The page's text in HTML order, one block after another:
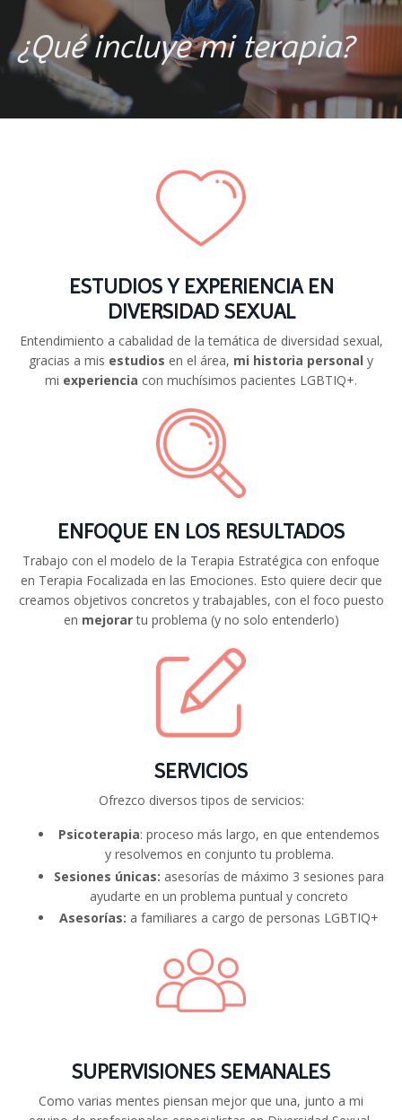
¿Qué incluye mi terapia?
ESTUDIOS Y EXPERIENCIA EN
DIVERSIDAD SEXUAL
Entendimiento a cabalidad de la temática de diversidad sexual,
gracias a mis estudios en el área, mi historia personal y
mi experiencia con muchísimos pacientes LGBTIQ+.
ENFOQUE EN LOS RESULTADOS
Trabajo con el modelo de la Terapia Estratégica con enfoque
en Terapia Focalizada en las Emociones. Esto quiere decir que
creamos objetivos concretos y trabajables, con el foco puesto
en mejorartu problema (y no solo entenderlo)
SERVICIOS
Ofrezco diversos tipos de servicios:
Psicoterapia: proceso más largo, en que entendemos
y resolvemos en conjunto tu problema.
Sesiones únicas: asesorías de máximo 3 sesiones para
ayudarte en un problema puntual y concreto
Asesorías: a familiares a cargo de personas LGBTIQ+
SUPERVISIONES SEMANALES
Como varias mentes piensan mejor que una, junto a mi